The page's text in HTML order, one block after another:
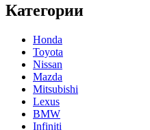
Категории
Honda
Toyota
Nissan
Mazda
Mitsubishi
Lexus
BMW
Infiniti